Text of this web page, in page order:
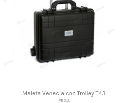
Maleta Venecia con Trolley T43
FESA